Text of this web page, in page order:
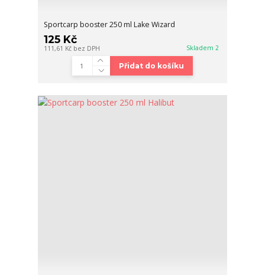
Sportcarp booster 250 ml Lake Wizard
125 Kč
111,61 Kč bez DPH Skladem 2
Přidat do košíku